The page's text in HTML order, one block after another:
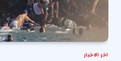
اخر الاخبار